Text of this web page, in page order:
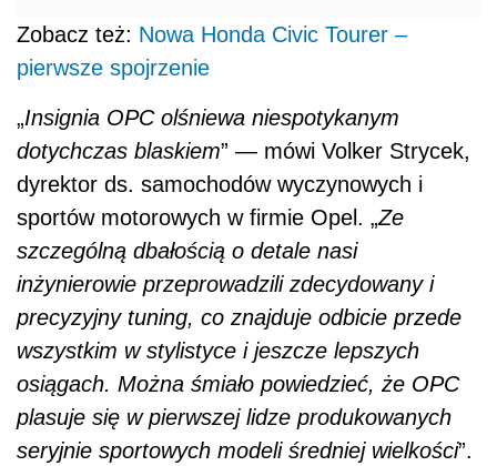
Zobacz też: Nowa Honda Civic Tourer –
pierwsze spojrzenie
„Insignia OPC olśniewa niespotykanym
dotychczas blaskiem” — mówi Volker Strycek,
dyrektor ds. samochodów wyczynowych i
sportów motorowych w firmie Opel. „Ze
szczególną dbałością o detale nasi
inżynierowie przeprowadzili zdecydowany i
precyzyjny tuning, co znajduje odbicie przede
wszystkim w stylistyce i jeszcze lepszych
osiągach. Można śmiało powiedzieć, że OPC
plasuje się w pierwszej lidze produkowanych
seryjnie sportowych modeli średniej wielkości”.